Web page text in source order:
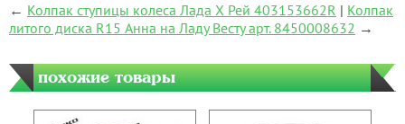
← Колпак ступицы колеса Лада Х Рей 403153662R | Колпак
литого диска R15 Анна на Ладу Весту арт. 8450008632 →
похожие товары